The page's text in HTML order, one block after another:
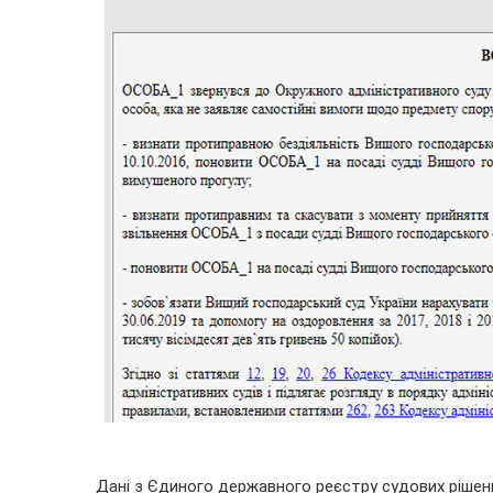
Дані з Єдиного державного реєстру судових